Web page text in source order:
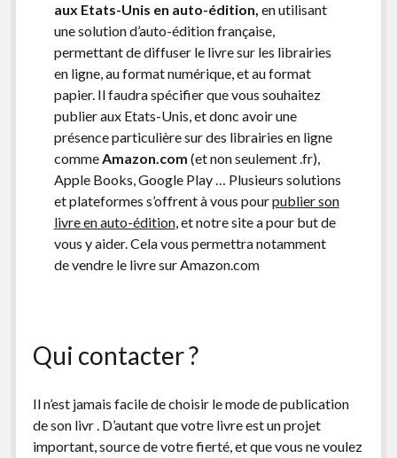
aux Etats-Unis en auto-édition, en utilisant
une solution d’auto-édition française,
permettant de diffuser le livre sur les librairies
en ligne, au format numérique, et au format
papier. Il faudra spécifier que vous souhaitez
publier aux Etats-Unis, et donc avoir une
présence particulière sur des librairies en ligne
commeAmazon.com (et non seulement .fr),
Apple Books, Google Play … Plusieurs solutions
et plateformes s’offrent à vous pourpublier son
livre en auto-édition, et notre site a pour but de
vous y aider. Cela vous permettra notamment
de vendre le livre sur Amazon.com
Qui contacter ?
Il n’est jamais facile de choisir le mode de publication
de son livr . D’autant que votre livre est un projet
important, source de votre fierté, et que vous ne voulez